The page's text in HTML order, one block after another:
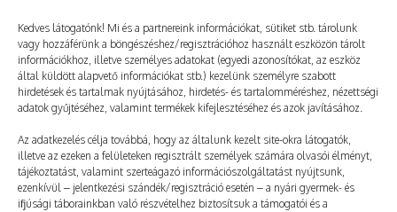
Kedves látogatónk! Mi és a partnereink információkat, sütiket stb. tárolunk
vagy hozzáférünk a böngészéshez/regisztrációhoz használt eszközön tárolt
információkhoz, illetve személyes adatokat (egyedi azonosítókat, az eszköz
által küldött alapvető információkat stb.) kezelünk személyre szabott
hirdetések és tartalmak nyújtásához, hirdetés- és tartalomméréshez, nézettségi
adatok gyűjtéséhez, valamint termékek kifejlesztéséhez és azok javításához.
Az adatkezelés célja továbbá, hogy az általunk kezelt site-okra látogatók,
illetve az ezeken a felületeken regisztrált személyek számára olvasói élményt,
tájékoztatást, valamint szerteágazó információszolgáltatást nyújtsunk,
ezenkívül – jelentkezési szándék/regisztráció esetén – a nyári gyermek- és
ifjúsági táborainkban való részvételhez biztosítsuk a támogatói és a
Vélemény, hozzászólás?
Az e-mail-címet nem tesszük közzé. A kötelező mezőket
*karakterrel jelöltük